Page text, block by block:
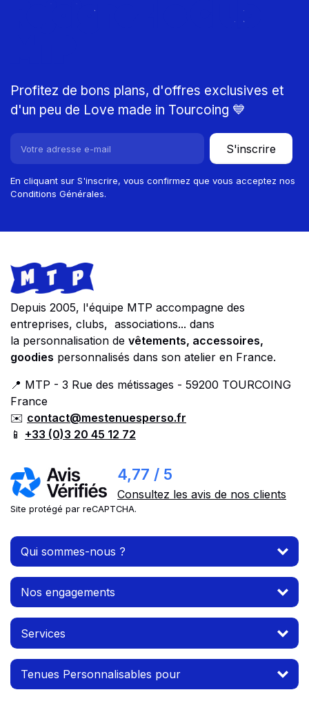
Rejoignez le Club
Profitez de bons plans, d'offres exclusives et
d'un peu de Love made in Tourcoing 💙
S'inscrire
En cliquant sur S'inscrire, vous confirmez que vous acceptez nos
Conditions Générales.
Footer
Store information
Depuis 2005, l'équipe MTP accompagne des
entreprises, clubs, associations... dans
la personnalisation de vêtements, accessoires,
goodies personnalisés dans son atelier en France.
📍 MTP - 3 Rue des métissages - 59200 TOURCOING
France
✉️ contact@mestenuesperso.fr
📱 +33 (0)3 20 45 12 72
4,77 / 5
Consultez les avis de nos clients
Site protégé par reCAPTCHA.
Qui sommes-nous ?
Nos engagements
Services
Tenues Personnalisables pour